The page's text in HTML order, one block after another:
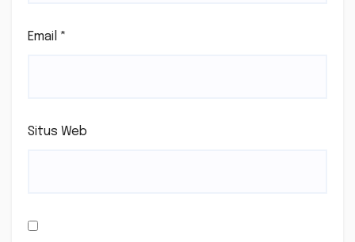
Email *
Situs Web